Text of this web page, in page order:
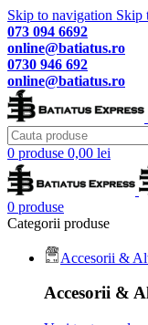
Skip to navigation Skip
073 094 6692
online@batiatus.ro
0730 946 692
online@batiatus.ro
0 produse 0,00 lei
0 produse
Categorii produse
Accesorii &
Accesorii &